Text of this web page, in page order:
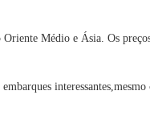
Médio e Ásia. Os
interessantes,mesmo